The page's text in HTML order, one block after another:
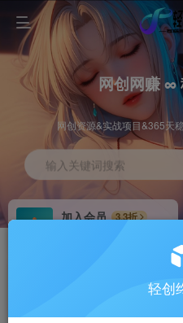
网创网赚 ∞
网创资源&实战项目&365天
输入关键词搜索
加入会员
3.3折
轻创